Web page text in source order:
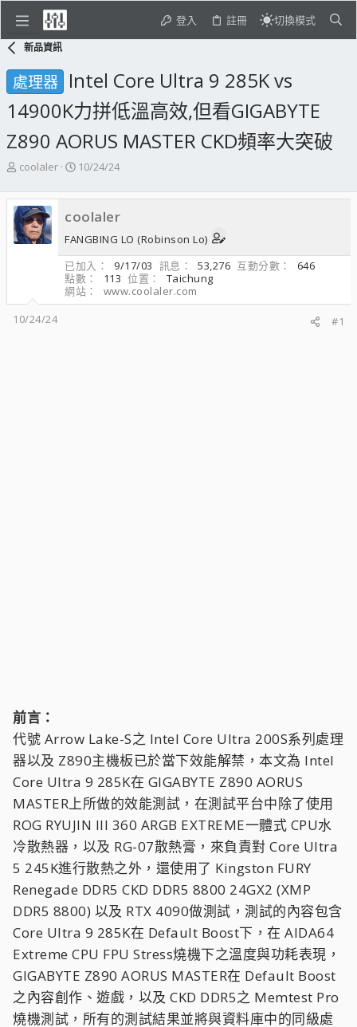
登入 註冊 切換模式
新品資訊
處理器 Intel Core Ultra 9 285K vs
14900K力拼低溫高效,但看GIGABYTE
Z890 AORUS MASTER CKD頻率大突破
主
發
起
人
coolaler
開
日
期
10/24/24
coolaler
FANGBING LO (Robinson Lo)
已加入
9/17/03 訊息 53,276 互動分數
646
點數
113 位置
Taichung
網站
www.coolaler.com
10/24/24
#1
前言：
代號 Arrow Lake-S之 Intel Core Ultra 200S系列處理
器以及 Z890主機板已於當下效能解禁，本文為 Intel
Core Ultra 9 285K在 GIGABYTE Z890 AORUS
MASTER上所做的效能測試，在測試平台中除了使用
ROG RYUJIN III 360 ARGB EXTREME一體式 CPU水
冷散熱器，以及 RG-07散熱膏，來負責對 Core Ultra
5 245K進行散熱之外，還使用了 Kingston FURY
Renegade DDR5 CKD DDR5 8800 24GX2 (XMP
DDR5 8800) 以及 RTX 4090做測試，測試的內容包含
Core Ultra 9 285K在 Default Boost下，在 AIDA64
Extreme CPU FPU Stress燒機下之溫度與功耗表現，
GIGABYTE Z890 AORUS MASTER在 Default Boost
之內容創作、遊戲，以及 CKD DDR5之 Memtest Pro
燒機測試，所有的測試結果並將與資料庫中的同級處